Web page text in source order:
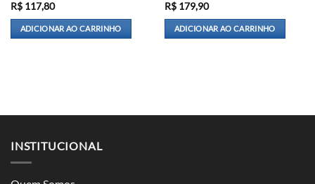
R$117,80
ADICIONAR AO CARRINHO
R$179,90
ADICIONAR AO CARRINHO
INSTITUCIONAL